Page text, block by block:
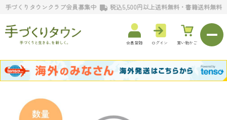
手づくりタウンクラブ会員募集中 税込5,500円以上送料無料・書籍送料無料
会員登録 ログイン 買い物かご